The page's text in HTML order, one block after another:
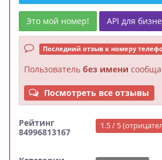
Это мой номер! API для
Последний отзыв к номеру
Пользователь без имени
Посмотреть все отзывы
Рейтинг
84996813167
1.5 / 5